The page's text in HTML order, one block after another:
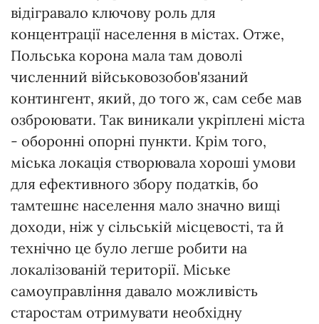
відігравало ключову роль для
концентрації населення в містах. Отже,
Польська корона мала там доволі
численний військовозобов'язаний
контингент, який, до того ж, сам себе мав
озброювати. Так виникали укріплені міста
- оборонні опорні пункти. Крім того,
міська локація створювала хороші умови
для ефективного збору податків, бо
тамтешнє населення мало значно вищі
доходи, ніж у сільській місцевості, та й
технічно це було легше робити на
локалізованій території. Міське
самоуправління давало можливість
старостам отримувати необхідну